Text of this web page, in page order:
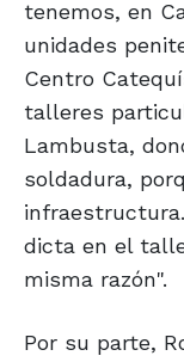
tenemos, en
unidades
Centro
talleres
Lambusta,
soldadura,
dicta en el
misma razón".
Por su parte,